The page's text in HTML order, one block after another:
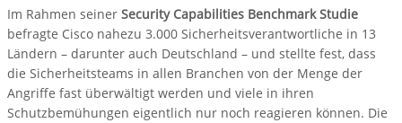
Im Rahmen seiner Security Capabilities Benchmark Studie
befragte Cisco nahezu 3.000 Sicherheitsverantwortliche in 13
Ländern – darunter auch Deutschland – und stellte fest, dass
die Sicherheitsteams in allen Branchen von der Menge der
Angriffe fast überwältigt werden und viele in ihren
Schutzbemühungen eigentlich nur noch reagieren können. Die